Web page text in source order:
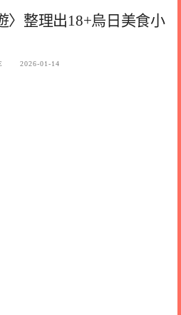
〉整理出18+烏日美食小
2026-01-14